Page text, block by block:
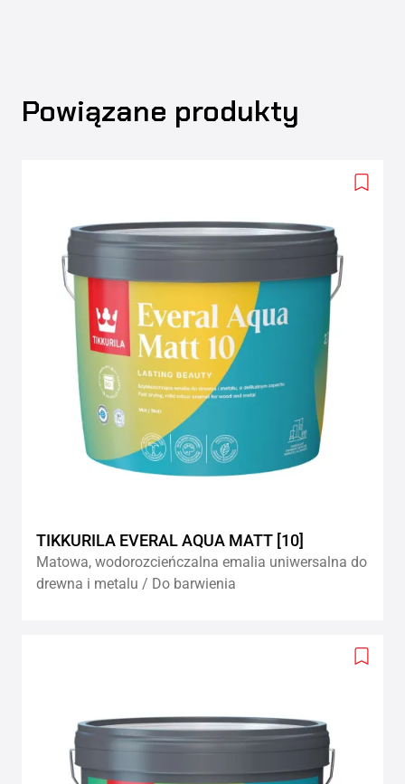
Powiązane produkty
Add
TIKKURILA EVERAL AQUA MATT [10]
Matowa, wodorozcieńczalna emalia uniwersalna do
drewna i metalu / Do barwienia
Add